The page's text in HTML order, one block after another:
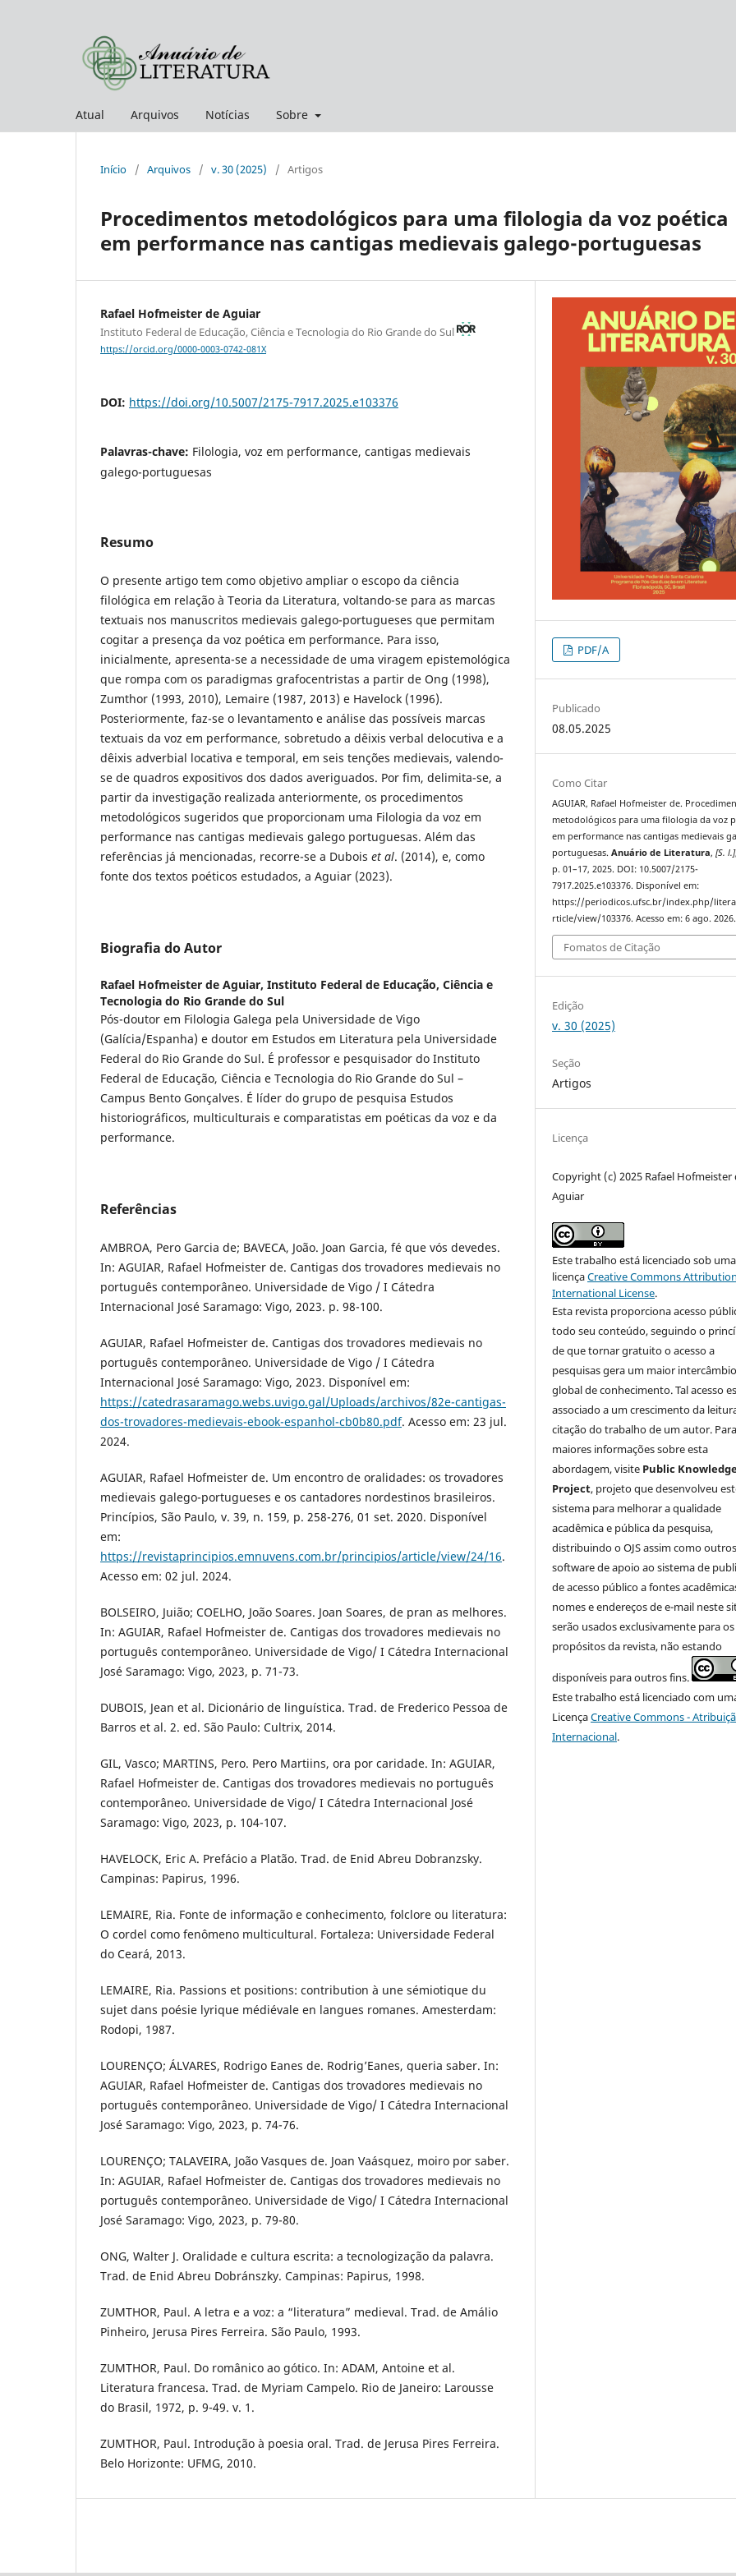
Atual Arquivos Notícias Sobre
Início / Arquivos / v. 30 (2025) / Artigos
Procedimentos metodológicos para uma filologia da voz poética
em performance nas cantigas medievais galego-portuguesas
Rafael Hofmeister de Aguiar
Instituto Federal de Educação, Ciência e Tecnologia do Rio Grande do Sul
https://orcid.org/0000-0003-0742-081X
DOI: https://doi.org/10.5007/2175-7917.2025.e103376
Palavras-chave: Filologia, voz em performance, cantigas medievais
galego-portuguesas
Resumo
O presente artigo tem como objetivo ampliar o escopo da ciência
filológica em relação à Teoria da Literatura, voltando-se para as marcas
textuais nos manuscritos medievais galego-portugueses que permitam
cogitar a presença da voz poética em performance. Para isso,
inicialmente, apresenta-se a necessidade de uma viragem epistemológica
que rompa com os paradigmas grafocentristas a partir de Ong (1998),
Zumthor (1993, 2010), Lemaire (1987, 2013) e Havelock (1996).
Posteriormente, faz-se o levantamento e análise das possíveis marcas
textuais da voz em performance, sobretudo a dêixis verbal delocutiva e a
dêixis adverbial locativa e temporal, em seis tenções medievais, valendo-
se de quadros expositivos dos dados averiguados. Por fim, delimita-se, a
partir da investigação realizada anteriormente, os procedimentos
metodológicos sugeridos que proporcionam uma Filologia da voz em
performance nas cantigas medievais galego portuguesas. Além das
referências já mencionadas, recorre-se a Dubois et al. (2014), e, como
fonte dos textos poéticos estudados, a Aguiar (2023).
Biografia do Autor
Rafael Hofmeister de Aguiar, Instituto Federal de Educação, Ciência e
Tecnologia do Rio Grande do Sul
Pós-doutor em Filologia Galega pela Universidade de Vigo
(Galícia/Espanha) e doutor em Estudos em Literatura pela Universidade
Federal do Rio Grande do Sul. É professor e pesquisador do Instituto
Federal de Educação, Ciência e Tecnologia do Rio Grande do Sul –
Campus Bento Gonçalves. É líder do grupo de pesquisa Estudos
historiográficos, multiculturais e comparatistas em poéticas da voz e da
performance.
Referências
AMBROA, Pero Garcia de; BAVECA, João. Joan Garcia, fé que vós devedes.
In: AGUIAR, Rafael Hofmeister de. Cantigas dos trovadores medievais no
português contemporâneo. Universidade de Vigo / I Cátedra
Internacional José Saramago: Vigo, 2023. p. 98-100.
AGUIAR, Rafael Hofmeister de. Cantigas dos trovadores medievais no
português contemporâneo. Universidade de Vigo / I Cátedra
Internacional José Saramago: Vigo, 2023. Disponível em:
https://catedrasaramago.webs.uvigo.gal/Uploads/archivos/82e-cantigas-
dos-trovadores-medievais-ebook-espanhol-cb0b80.pdf. Acesso em: 23 jul.
2024.
AGUIAR, Rafael Hofmeister de. Um encontro de oralidades: os trovadores
medievais galego-portugueses e os cantadores nordestinos brasileiros.
Princípios, São Paulo, v. 39, n. 159, p. 258-276, 01 set. 2020. Disponível
em:
https://revistaprincipios.emnuvens.com.br/principios/article/view/24/16.
Acesso em: 02 jul. 2024.
BOLSEIRO, Juião; COELHO, João Soares. Joan Soares, de pran as melhores.
In: AGUIAR, Rafael Hofmeister de. Cantigas dos trovadores medievais no
português contemporâneo. Universidade de Vigo/ I Cátedra Internacional
José Saramago: Vigo, 2023, p. 71-73.
DUBOIS, Jean et al. Dicionário de linguística. Trad. de Frederico Pessoa de
Barros et al. 2. ed. São Paulo: Cultrix, 2014.
GIL, Vasco; MARTINS, Pero. Pero Martiins, ora por caridade. In: AGUIAR,
Rafael Hofmeister de. Cantigas dos trovadores medievais no português
contemporâneo. Universidade de Vigo/ I Cátedra Internacional José
Saramago: Vigo, 2023, p. 104-107.
HAVELOCK, Eric A. Prefácio a Platão. Trad. de Enid Abreu Dobranzsky.
Campinas: Papirus, 1996.
LEMAIRE, Ria. Fonte de informação e conhecimento, folclore ou literatura:
O cordel como fenômeno multicultural. Fortaleza: Universidade Federal
do Ceará, 2013.
LEMAIRE, Ria. Passions et positions: contribution à une sémiotique du
sujet dans poésie lyrique médiévale en langues romanes. Amesterdam:
Rodopi, 1987.
LOURENÇO; ÁLVARES, Rodrigo Eanes de. Rodrig’Eanes, queria saber. In:
AGUIAR, Rafael Hofmeister de. Cantigas dos trovadores medievais no
português contemporâneo. Universidade de Vigo/ I Cátedra Internacional
José Saramago: Vigo, 2023, p. 74-76.
LOURENÇO; TALAVEIRA, João Vasques de. Joan Vaásquez, moiro por saber.
In: AGUIAR, Rafael Hofmeister de. Cantigas dos trovadores medievais no
português contemporâneo. Universidade de Vigo/ I Cátedra Internacional
José Saramago: Vigo, 2023, p. 79-80.
ONG, Walter J. Oralidade e cultura escrita: a tecnologização da palavra.
Trad. de Enid Abreu Dobránszky. Campinas: Papirus, 1998.
ZUMTHOR, Paul. A letra e a voz: a “literatura” medieval. Trad. de Amálio
Pinheiro, Jerusa Pires Ferreira. São Paulo, 1993.
ZUMTHOR, Paul. Do românico ao gótico. In: ADAM, Antoine et al.
Literatura francesa. Trad. de Myriam Campelo. Rio de Janeiro: Larousse
do Brasil, 1972, p. 9-49. v. 1.
ZUMTHOR, Paul. Introdução à poesia oral. Trad. de Jerusa Pires Ferreira.
Belo Horizonte: UFMG, 2010.
PDF/A
Publicado
08.05.2025
Como Citar
AGUIAR, Rafael Hofmeister de.
metodológicos para uma filologia da voz
em performance nas cantigas medievais
portuguesas.Anuário de Literatura,[S. l.]
p. 01–17, 2025. DOI: 10.5007/2175-
7917.2025.e103376. Disponível em:
https://periodicos.ufsc.br/index.php/
rticle/view/103376. Acesso em: 6 ago. 2026.
Fomatos de Citação
Edição
v. 30 (2025)
Seção
Artigos
Licença
Copyright (c) 2025 Rafael Hofmeister
Aguiar
Este trabalho está licenciado sob uma
licençaCreative Commons
International License.
Esta revista proporciona acesso
todo seu conteúdo, seguindo o
de que tornar gratuito o acesso a
pesquisas gera um maior intercâmbio
global de conhecimento. Tal acesso
associado a um crescimento da
citação do trabalho de um autor. Para
maiores informações sobre esta
abordagem, visite Public
Project, projeto que desenvolveu
sistema para melhorar a qualidade
acadêmica e pública da pesquisa,
distribuindo o OJS assim como outros
software de apoio ao sistema de
de acesso público a fontes
nomes e endereços de e-mail neste
serão usados exclusivamente para os
propósitos da revista, não estando
disponíveis para outros fins.
Este trabalho está licenciado com
LicençaCreative Commons -
Internacional.